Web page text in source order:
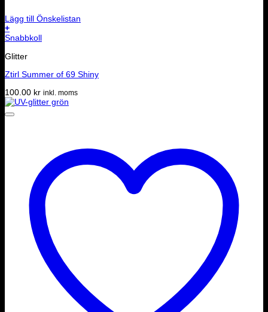
Lägg till Önskelistan
+
Snabbkoll
Glitter
Ztirl Summer of 69 Shiny
100.00 kr inkl. moms